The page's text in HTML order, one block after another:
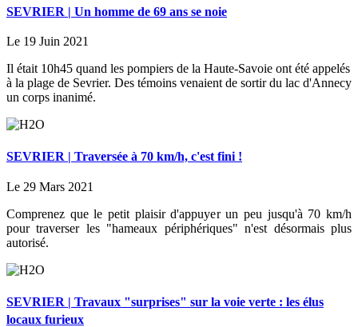
SEVRIER | Un homme de 69 ans se noie
Le 19 Juin 2021
Il était 10h45 quand les pompiers de la Haute-Savoie ont été appelés
à la plage de Sevrier. Des témoins venaient de sortir du lac d'Annecy
un corps inanimé.
SEVRIER | Traversée à 70 km/h, c'est fini !
Le 29 Mars 2021
Comprenez que le petit plaisir d'appuyer un peu jusqu'à 70 km/h
pour traverser les "hameaux périphériques" n'est désormais plus
autorisé.
SEVRIER | Travaux "surprises" sur la voie verte : les élus
locaux furieux